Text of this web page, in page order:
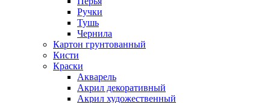
Ручки
Тушь
Чернила
Картон грунтованный
Кисти
Краски
Акварель
Акрил декоративный
Акрил художественный